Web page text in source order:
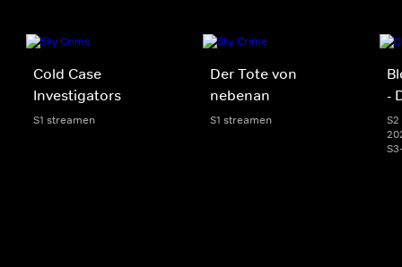
Cold Case
Investigators
S1 streamen
Der Tote von
nebenan
S1 streamen
-